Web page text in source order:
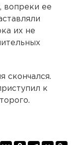
вопреки ее
их не
скончался.
к